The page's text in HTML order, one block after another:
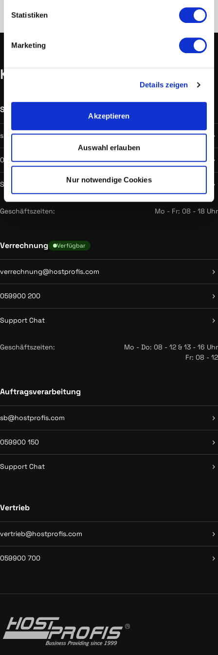
Statistiken
Marketing
Details zeigen
Akzeptieren
Auswahl erlauben
Nur notwendige Cookies
Kontakt
Support
support@hostprofis.com
059900 100
Support Chat
Geschäftszeiten: Mo - Fr: 08 - 18 Uhr
Verrechnung Verfügbar
verrechnung@hostprofis.com
059900 200
Support Chat
Geschäftszeiten:
Mo - Do: 08 - 12 & 13 - 16 Uhr
Fr: 08 - 12
Auftragsverarbeitung
sb@hostprofis.com
059900 150
Support Chat
Vertrieb
vertrieb@hostprofis.com
059900 700